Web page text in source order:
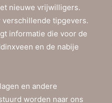
nieuwe vrijwilligers.
tipgevers.
informatie die voor de
en de nabije
en andere
worden naar ons